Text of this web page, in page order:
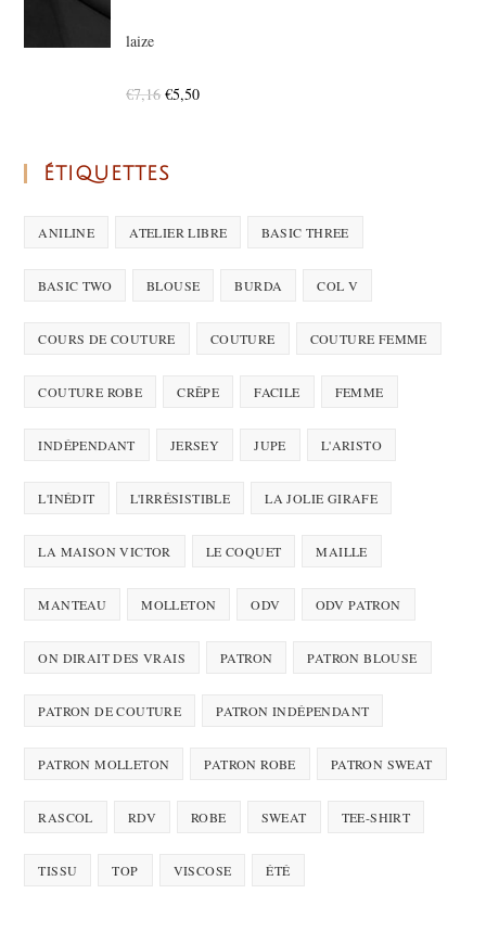
laize
€7,16 €5,50
ÉTIQUETTES
ANILINE ATELIER LIBRE BASIC THREE
BASIC TWO BLOUSE BURDA COL V
COURS DE COUTURE COUTURE COUTURE FEMME
COUTURE ROBE CRÊPE FACILE FEMME
INDÉPENDANT JERSEY JUPE L'ARISTO
L'INÉDIT L'IRRÉSISTIBLE LA JOLIE GIRAFE
LA MAISON VICTOR LE COQUET MAILLE
MANTEAU MOLLETON ODV ODV PATRON
ON DIRAIT DES VRAIS PATRON PATRON BLOUSE
PATRON DE COUTURE PATRON INDÉPENDANT
PATRON MOLLETON PATRON ROBE PATRON SWEAT
RASCOL RDV ROBE SWEAT TEE-SHIRT
TISSU TOP VISCOSE ÉTÉ